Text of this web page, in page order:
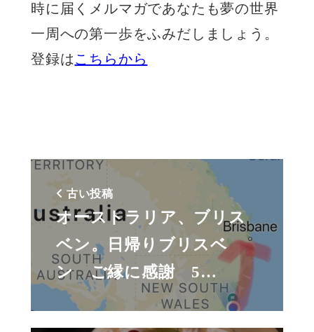
時に届くメルマガであなたも夢の世界
一周への第一歩をふみだしましょう。
登録はこちらから
古い投稿
オーストラリア、ブリス
ベン。日帰りブリスベ
ン ご縁に感謝 5…